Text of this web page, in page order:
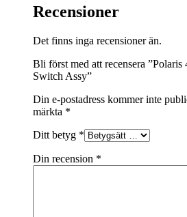
Recensioner
Det finns inga recensioner än.
Bli först med att recensera
Switch Assy”
Din e-postadress kommer inte
märkta *
Ditt betyg *
Din recension *